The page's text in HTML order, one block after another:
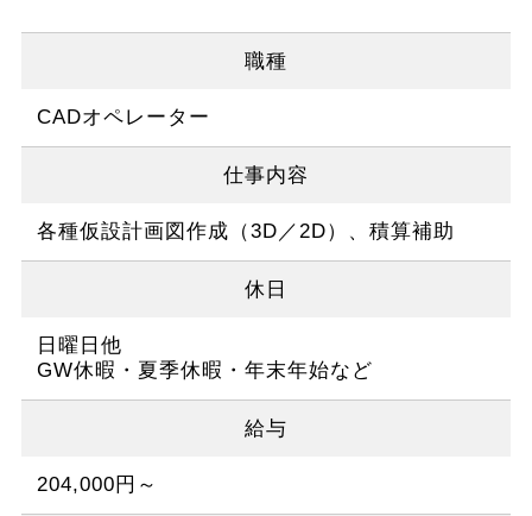
職種
CADオペレーター
仕事内容
各種仮設計画図作成（3D／2D）、積算補助
休日
日曜日他
GW休暇・夏季休暇・年末年始など
給与
204,000円～